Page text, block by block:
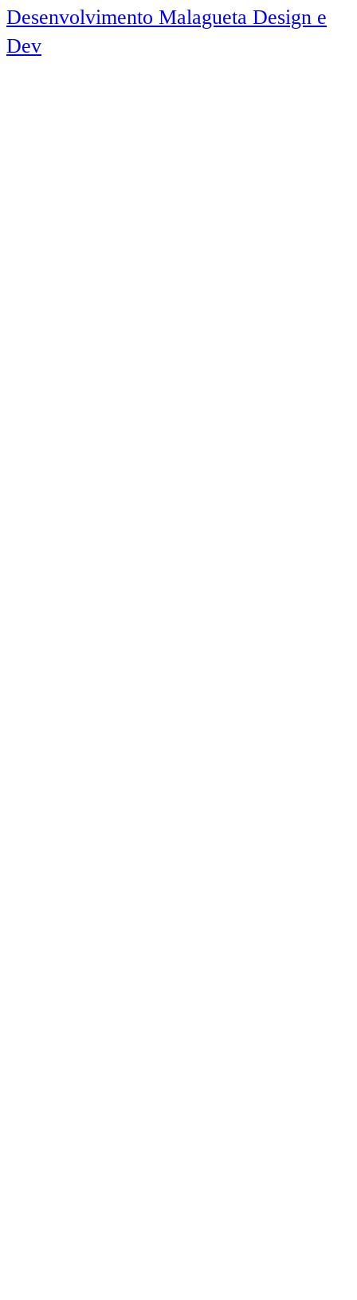
Desenvolvimento Malagueta Design e
Dev